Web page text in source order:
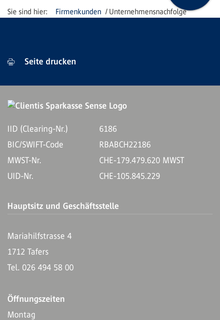
Firmenkunden Unternehmensnachfolge
Seite drucken
IID (Clearing-Nr.)
6186
BIC/SWIFT-Code
RBABCH22186
MWST-Nr.
CHE-179.479.620 MWST
UID-Nr.
CHE-105.845.229
Hauptsitz und Geschäftsstelle
Mariahilfstrasse 4
1712 Tafers
Tel. 026 494 58 00
Öffnungszeiten
Montag